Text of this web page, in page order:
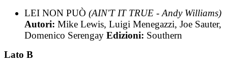
LEI NON PUÒ (AIN'T IT TRUE - Andy Williams)
Autori: Mike Lewis, Luigi Menegazzi, Joe Sauter,
Domenico Serengay Edizioni: Southern
Lato B